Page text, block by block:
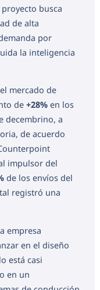
busca
de alta
por
la inteligencia
mercado de
de +28% en los
decembrino, a
de acuerdo
impulsor del
de los envíos del
registró una
empresa
en el diseño
está casi
en un